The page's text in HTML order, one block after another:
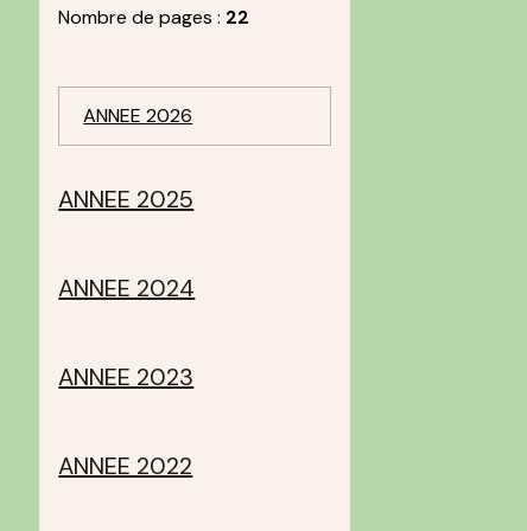
Nombre de pages : 22
ANNEE 2026
ANNEE 2025
ANNEE 2024
ANNEE 2023
ANNEE 2022